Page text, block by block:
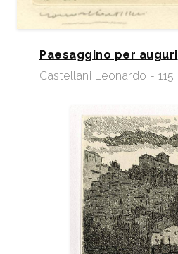
Paesaggino per auguri
Castellani Leonardo - 115